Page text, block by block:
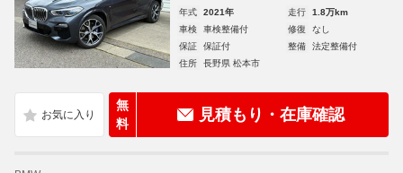
年式 2021年 走行
1.8万km
車検
車検整備付 修復
なし
保証
保証付 整備
法定整備付
住所
長野県 松本市
無
料
見積もり・在庫確認